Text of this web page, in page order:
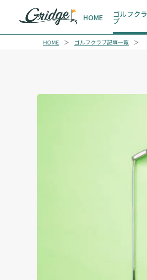
HOME ゴルフクラ
ブ
HOME ゴルフクラブ記事一覧